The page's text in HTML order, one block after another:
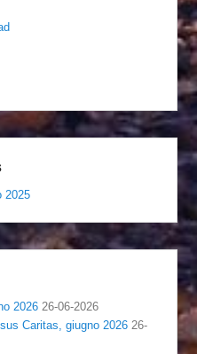
2025
2026 26-06-2026
Caritas, giugno 2026 26-